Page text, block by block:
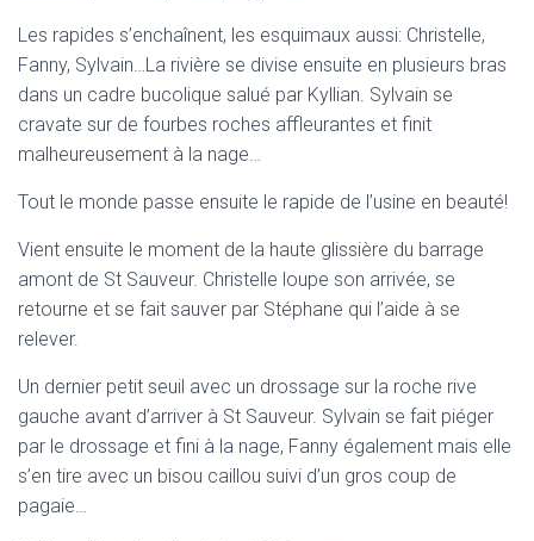
Les rapides s’enchaînent, les esquimaux aussi: Christelle,
Fanny, Sylvain…La rivière se divise ensuite en plusieurs bras
dans un cadre bucolique salué par Kyllian. Sylvain se
cravate sur de fourbes roches affleurantes et finit
malheureusement à la nage…
Tout le monde passe ensuite le rapide de l’usine en beauté!
Vient ensuite le moment de la haute glissière du barrage
amont de St Sauveur. Christelle loupe son arrivée, se
retourne et se fait sauver par Stéphane qui l’aide à se
relever.
Un dernier petit seuil avec un drossage sur la roche rive
gauche avant d’arriver à St Sauveur. Sylvain se fait piéger
par le drossage et fini à la nage, Fanny également mais elle
s’en tire avec un bisou caillou suivi d’un gros coup de
pagaie…